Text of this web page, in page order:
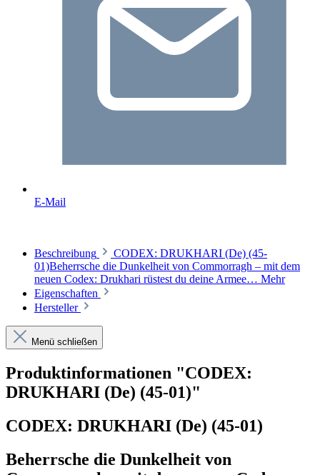
E-Mail
Beschreibung
CODEX: DRUKHARI (De) (45-
01)Beherrsche die Dunkelheit von Commorragh – mit dem
neuen Codex: Drukhari rüstest du deine Armee… Mehr
Eigenschaften
Hersteller
Menü schließen
Produktinformationen "CODEX:
DRUKHARI (De) (45-01)"
CODEX: DRUKHARI (De) (45-01)
Beherrsche die Dunkelheit von